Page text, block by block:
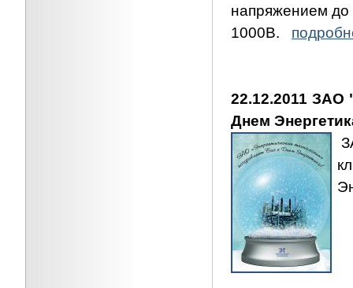
напряжением до
1000В.
22.12.2011 ЗАО
Днем